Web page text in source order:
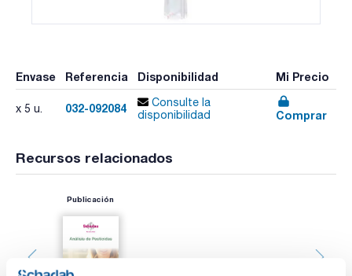
Envase Referencia Disponibilidad Mi Precio
x 5 u. 032-092084
Consulte la
disponibilidad
Comprar
Recursos relacionados
Publicación